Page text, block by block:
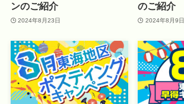
ンのご紹介
2024年8月23日
のご紹介
2024年8月9日